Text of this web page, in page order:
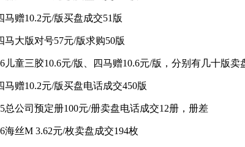
马赠10.2元/版买盘成交51版
马大版对号57元/版求购50版
儿童三胶10.6元/版、四马赠10.6元/版，分别有几十版卖
马赠10.2元/版买盘电话成交450版
总公司预定册100元/册卖盘电话成交12册，册差
海丝M 3.62元/枚卖盘成交194枚